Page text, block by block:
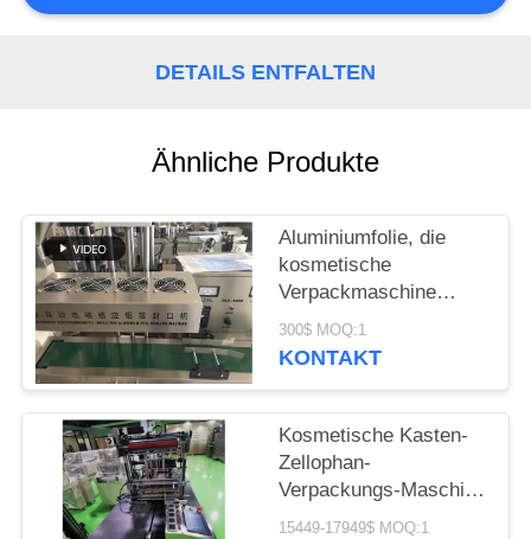
ZITAT
SITEMAP
PRIVACY
POLICY
DETAILS ENTFALTEN
Ähnliche Produkte
Aluminiumfolie, die
kosmetische
Verpackmaschine
0.7mpa versiegelt
300$ MOQ:1
KONTAKT
Kosmetische Kasten-
Zellophan-
Verpackungs-Maschine
des Kondom-48KW
15449-17949$ MOQ:1